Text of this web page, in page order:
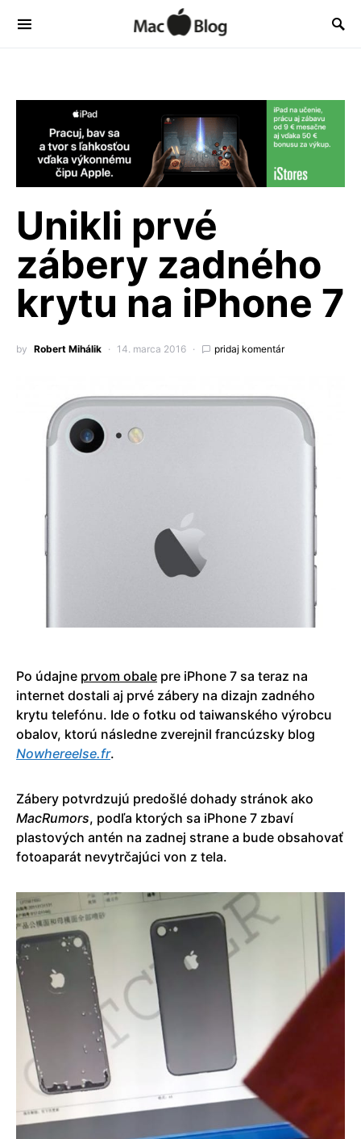
Unikli prvé
zábery zadného
krytu na iPhone 7
by Robert Mihálik 14. marca 2016 pridaj komentár
Po údajne prvom obale pre iPhone 7 sa teraz na
internet dostali aj prvé zábery na dizajn zadného
krytu telefónu. Ide o fotku od taiwanského výrobcu
obalov, ktorú následne zverejnil francúzsky blog
Nowhereelse.fr.
Zábery potvrdzujú predošlé dohady stránok ako
MacRumors, podľa ktorých sa iPhone 7 zbaví
plastových antén na zadnej strane a bude obsahovať
fotoaparát nevytrčajúci von z tela.